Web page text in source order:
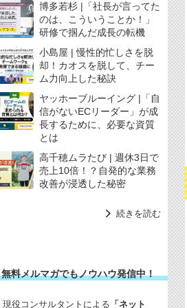
博多若杉 |「社長が言ってた
のは、こういうことか！」
研修で掴んだ成長の転機
小島屋 | 慢性的忙しさを脱
却！カオスを脱して、チー
ム力向上した秘訣
ヤッホーブルーイング |「自
信がないECリーダー」が成
長するために、必要な資質
とは
高千穂ムラたび | 週休3日で
売上10倍！？自発的な業務
改善が浸透した秘密
続きを読む
無料メルマガでもノウハウ発信中！
現役コンサルタントによる 「ネット